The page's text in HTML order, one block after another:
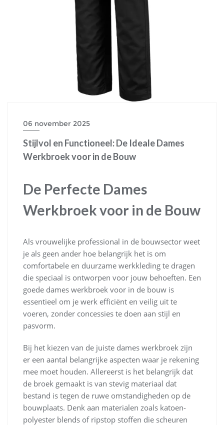
06 november 2025
Stijlvol en Functioneel: De Ideale Dames
Werkbroek voor in de Bouw
De Perfecte Dames
Werkbroek voor in de Bouw
Als vrouwelijke professional in de bouwsector weet
je als geen ander hoe belangrijk het is om
comfortabele en duurzame werkkleding te dragen
die speciaal is ontworpen voor jouw behoeften. Een
goede dames werkbroek voor in de bouw is
essentieel om je werk efficiënt en veilig uit te
voeren, zonder concessies te doen aan stijl en
pasvorm.
Bij het kiezen van de juiste dames werkbroek zijn
er een aantal belangrijke aspecten waar je rekening
mee moet houden. Allereerst is het belangrijk dat
de broek gemaakt is van stevig materiaal dat
bestand is tegen de ruwe omstandigheden op de
bouwplaats. Denk aan materialen zoals katoen-
polyester blends of ripstop stoffen die scheuren